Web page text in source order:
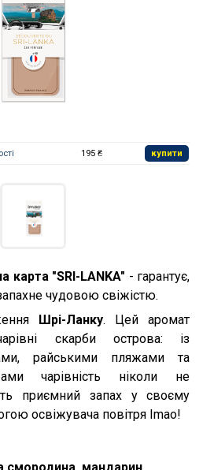
195 ₴ купити
карта "SRI-LANKA" - гарантує,
чудовою свіжістю.
Шрі-Ланку. Цей аромат
скарби острова: із
райськими пляжами та
чарівність ніколи не
приємний запах у своєму
освіжувача повітря Imao!